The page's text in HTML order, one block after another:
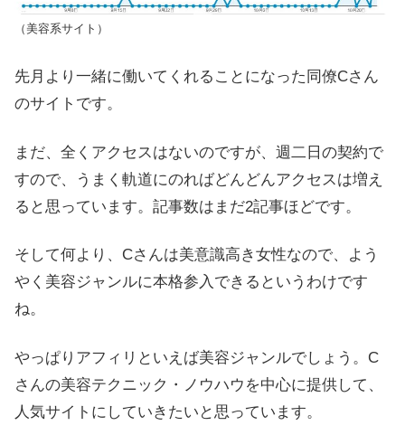
（美容系サイト）
先月より一緒に働いてくれることになった同僚Cさん
のサイトです。
まだ、全くアクセスはないのですが、週二日の契約で
すので、うまく軌道にのればどんどんアクセスは増え
ると思っています。記事数はまだ2記事ほどです。
そして何より、Cさんは美意識高き女性なので、よう
やく美容ジャンルに本格参入できるというわけです
ね。
やっぱりアフィリといえば美容ジャンルでしょう。C
さんの美容テクニック・ノウハウを中心に提供して、
人気サイトにしていきたいと思っています。